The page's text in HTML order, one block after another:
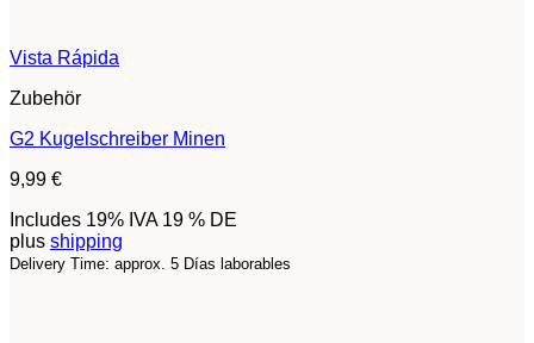
Vista Rápida
Zubehör
G2 Kugelschreiber Minen
9,99 €
Includes 19% IVA 19 % DE
plus shipping
Delivery Time: approx. 5 Días laborables